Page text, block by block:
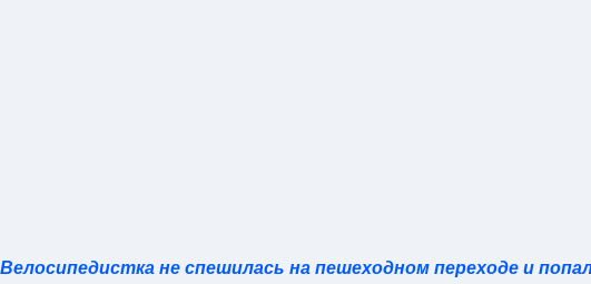
Велосипедистка не спешилась на пешеходном переходе и